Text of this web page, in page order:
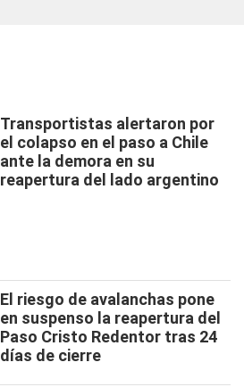
Transportistas alertaron por
el colapso en el paso a Chile
ante la demora en su
reapertura del lado argentino
El riesgo de avalanchas pone
en suspenso la reapertura del
Paso Cristo Redentor tras 24
días de cierre